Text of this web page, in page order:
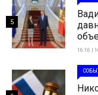
16:16 |
5